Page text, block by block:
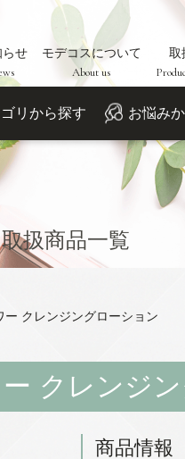
らせ
モデコスについて
About us
取
リから探す お悩み
取扱商品一覧
ー クレンジングローション
クレンジ
商品情報